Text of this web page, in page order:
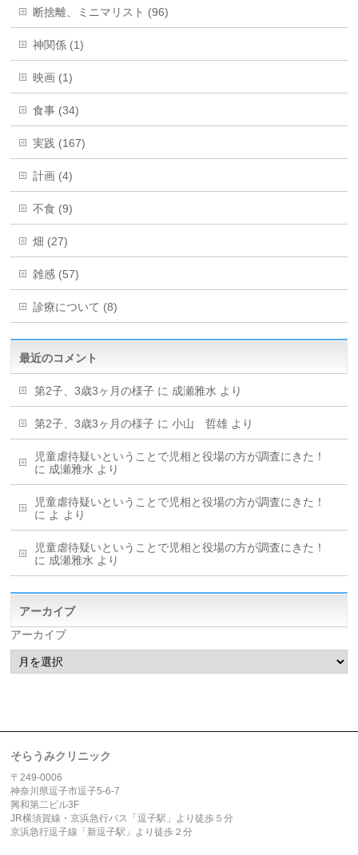
断捨離、ミニマリスト (96)
神関係 (1)
映画 (1)
食事 (34)
実践 (167)
計画 (4)
不食 (9)
畑 (27)
雑感 (57)
診療について (8)
最近のコメント
第2子、3歳3ヶ月の様子 に 成瀬雅水 より
第2子、3歳3ヶ月の様子 に小山 哲雄 より
児童虐待疑いということで児相と役場の方が調査にきた！
に 成瀬雅水 より
児童虐待疑いということで児相と役場の方が調査にきた！
に よ より
児童虐待疑いということで児相と役場の方が調査にきた！
に 成瀬雅水 より
アーカイブ
アーカイブ
そらうみクリニック
〒249-0006
神奈川県逗子市逗子5-6-7
興和第二ビル3F
JR横須賀線・京浜急行バス「逗子駅」より徒歩５分
京浜急行逗子線「新逗子駅」より徒歩２分